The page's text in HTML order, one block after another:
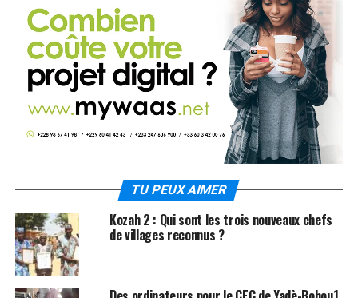
TU PEUX AIMER
Kozah 2 : Qui sont les trois nouveaux chefs
de villages reconnus ?